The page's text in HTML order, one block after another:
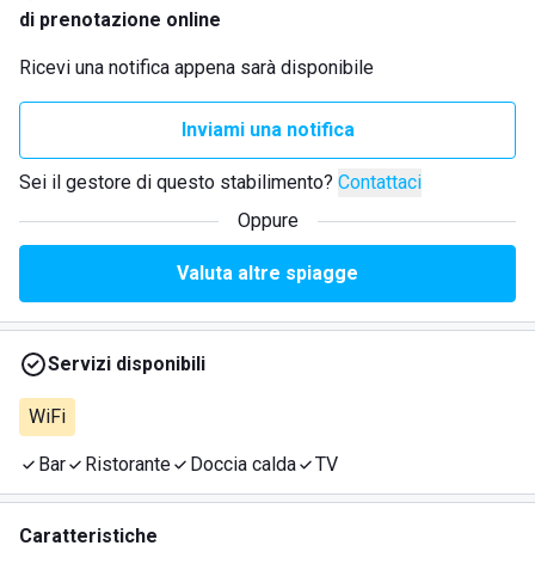
di prenotazione online
Ricevi una notifica appena sarà disponibile
Inviami una notifica
Sei il gestore di questo stabilimento? Contattaci
Oppure
Valuta altre spiagge
Servizi disponibili
WiFi
Bar Ristorante Doccia calda TV
Caratteristiche